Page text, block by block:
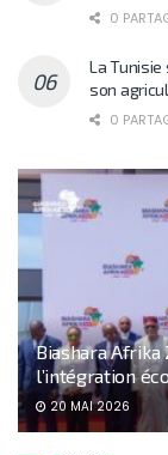
0
La
son
0
Biashara Afrika
l’intégration
20 MAI 2026